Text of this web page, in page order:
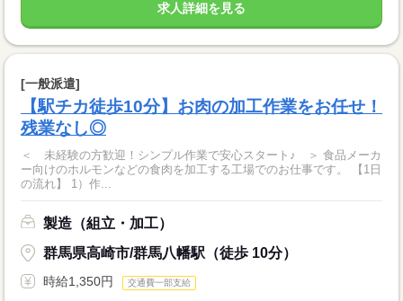
求人詳細を見る
[一般派遣]
【駅チカ徒歩10分】お肉の加工作業をお任せ！
残業なし◎
＜ 未経験の方歓迎！シンプル作業で安心スタート♪ ＞ 食品メーカ
ー向けのホルモンなどの食肉を加工する工場でのお仕事です。 【1日
の流れ】 1）作...
製造（組立・加工）
群馬県高崎市/群馬八幡駅（徒歩 10分）
時給1,350円 交通費一部支給